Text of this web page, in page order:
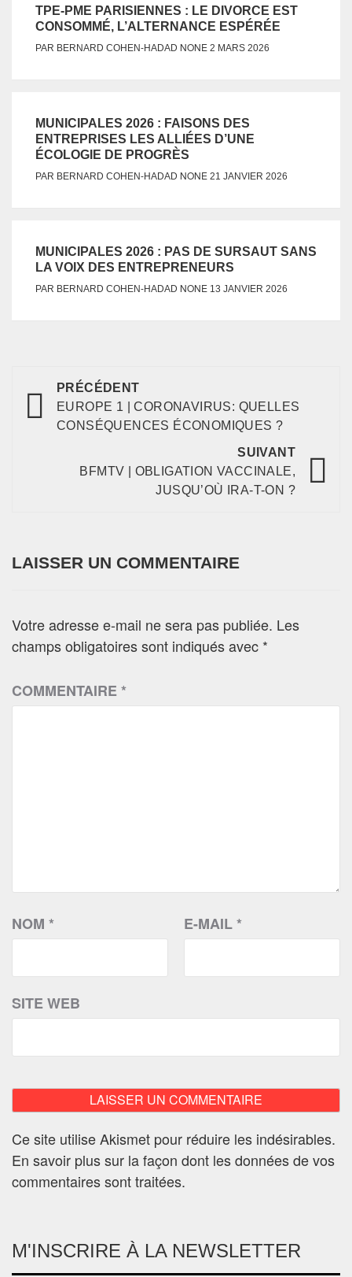
TPE-PME PARISIENNES : LE DIVORCE EST
CONSOMMÉ, L’ALTERNANCE ESPÉRÉE
PAR BERNARD COHEN-HADAD NONE 2 MARS 2026
MUNICIPALES 2026 : FAISONS DES
ENTREPRISES LES ALLIÉES D’UNE
ÉCOLOGIE DE PROGRÈS
PAR BERNARD COHEN-HADAD NONE 21 JANVIER 2026
MUNICIPALES 2026 : PAS DE SURSAUT SANS
LA VOIX DES ENTREPRENEURS
PAR BERNARD COHEN-HADAD NONE 13 JANVIER 2026
PRÉCÉDENT
EUROPE 1 | CORONAVIRUS: QUELLES
CONSÉQUENCES ÉCONOMIQUES ?
SUIVANT
BFMTV | OBLIGATION VACCINALE,
JUSQU’OÙ IRA-T-ON ?
LAISSER UN COMMENTAIRE
Votre adresse e-mail ne sera pas publiée. Les
champs obligatoires sont indiqués avec *
COMMENTAIRE*
NOM * E-MAIL*
SITE WEB
Ce site utilise Akismet pour réduire les indésirables.
En savoir plus sur la façon dont les données de vos
commentaires sont traitées.
M'INSCRIRE À LA NEWSLETTER